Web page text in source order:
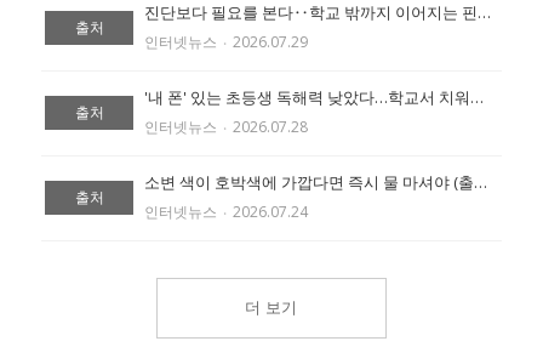
출처
진단보다 필요를 본다‥학교 밖까지 이어지는 핀란드 통합교육 (출처:에이블 뉴스)
인터넷뉴스 ‧ 2026.07.29
출처
'내 폰' 있는 초등생 독해력 낮았다…학교서 치워도 점수 비슷 (출처:조선일보)
인터넷뉴스 ‧ 2026.07.28
출처
소변 색이 호박색에 가깝다면 즉시 물 마셔야 (출처:에이블 뉴스)
인터넷뉴스 ‧ 2026.07.24
더 보기